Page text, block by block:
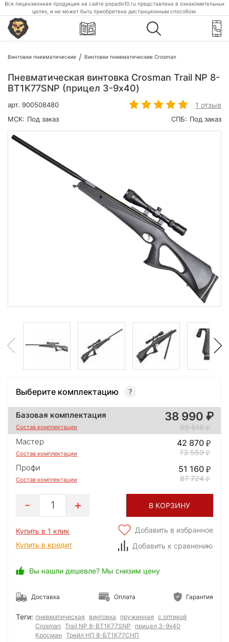
Вся лицензионная продукция на сайте popadiv10.ru представлена в ознакомительных
целях, и не может быть приобретена дистанционным способом.
Винтовки пневматические Винтовки пневматические Crosman
Пневматическая винтовка Crosman Trail NP 8-
BT1K77SNP (прицел 3-9х40)
арт. 900508480 1 отзыв
МСК: Под заказ СПБ: Под заказ
Выберите комплектацию
Базовая комплектация
Состав комплектации
38 990
59 618
Мастер
Состав комплектации
42 870
73 559
Профи
Состав комплектации
51 160
87 724
1 В КОРЗИНУ
Купить в 1 клик
Купить в кредит
Добавить в избранное
Добавить к сравнению
Вы нашли дешевле? Мы снизим цену
Доставка Оплата Гарантия
Теги: пневматическая винтовка пружинная
с оптикой
Crosman
Trail NP 8-BT1K77SNP
прицел 3-9х40
Кросман
Трейл НП 8-БТ1К77СНП